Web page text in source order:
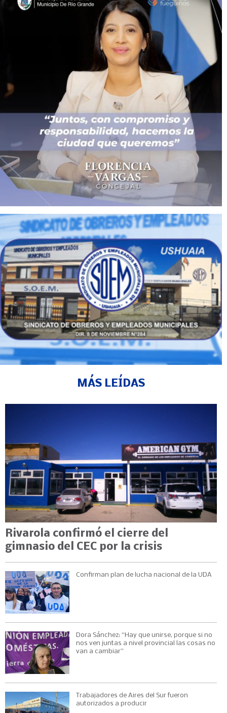
MÁS LEÍDAS
Rivarola confirmó el cierre del
gimnasio del CEC por la crisis
Confirman plan de lucha nacional de la UDA
Dora Sánchez: “Hay que unirse, porque si no
nos ven juntas a nivel provincial las cosas no
van a cambiar”
Trabajadores de Aires del Sur fueron
autorizados a producir